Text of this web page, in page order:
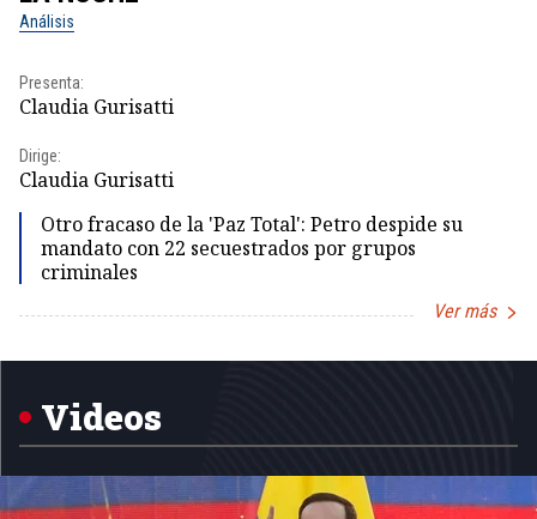
Análisis
Presenta:
Claudia Gurisatti
Dirige:
Claudia Gurisatti
Otro fracaso de la 'Paz Total': Petro despide su
mandato con 22 secuestrados por grupos
criminales
Ver más
Videos